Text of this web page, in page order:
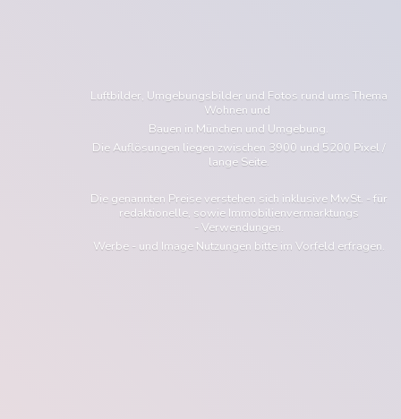
Luftbilder, Umgebungsbilder und Fotos rund ums Thema
Wohnen und
Bauen in München und Umgebung.
Die Auflösungen liegen zwischen 3900 und 5200 Pixel /
lange Seite.
Die genannten Preise verstehen sich inklusive MwSt. - für
redaktionelle, sowie Immobilienvermarktungs
- Verwendungen.
Werbe - und Image Nutzungen bitte im Vorfeld erfragen.